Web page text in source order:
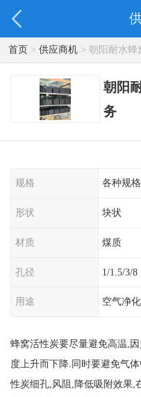
首页> 供应商机> 朝阳耐水蜂
朝阳
务
规格 各种规格
形状 块状
材质 煤质
孔径 1/1.5/3/8
用途 空气净化
蜂窝活性炭要尽量避免高温,
度上升而下降.同时要避免气
性炭细孔,风阻,降低吸附效果,